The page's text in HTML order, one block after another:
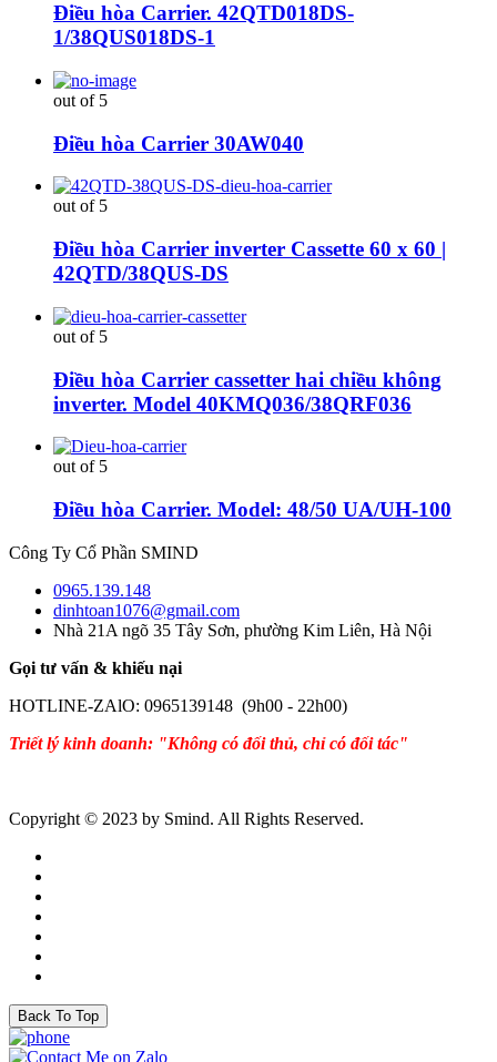
Điều hòa Carrier. 42QTD018DS-
1/38QUS018DS-1
out of 5
Điều hòa Carrier 30AW040
out of 5
Điều hòa Carrier inverter Cassette 60 x 60 |
42QTD/38QUS-DS
out of 5
Điều hòa Carrier cassetter hai chiều không
inverter. Model 40KMQ036/38QRF036
out of 5
Điều hòa Carrier. Model: 48/50 UA/UH-100
Công Ty Cổ Phần SMIND
0965.139.148
dinhtoan1076@gmail.com
Nhà 21A ngõ 35 Tây Sơn, phường Kim Liên, Hà Nội
Gọi tư vấn & khiếu nại
HOTLINE-ZAlO: 0965139148 (9h00 - 22h00)
Triết lý kinh doanh: "Không có đối thủ, chỉ có đối tác"
Copyright © 2023 by Smind. All Rights Reserved.
Back To Top